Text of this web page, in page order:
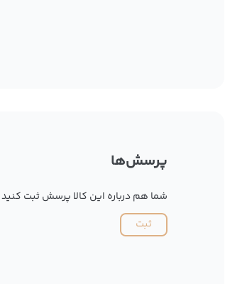
پرسش‌ها
شما هم درباره این کالا پرسش ثبت کنید
ثبت